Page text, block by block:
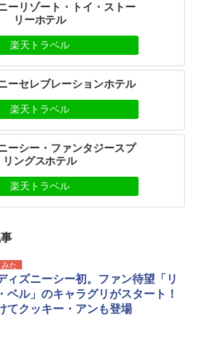
ーリゾート・トイ・ストー
リーホテル
楽天トラベル
ーセレブレーションホテル
楽天トラベル
ーシー・ファンタジースプ
リングスホテル
楽天トラベル
た
ィズニーシー初。ファン待望「リ
ベル」のキャラグリがスタート！
てクッキー・アンも登場